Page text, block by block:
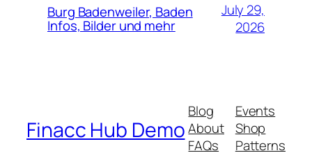
Burg Badenweiler, Baden
Infos, Bilder und mehr
July 29,
2026
Finacc Hub Demo
Blog
About
FAQs
Events
Shop
Patterns